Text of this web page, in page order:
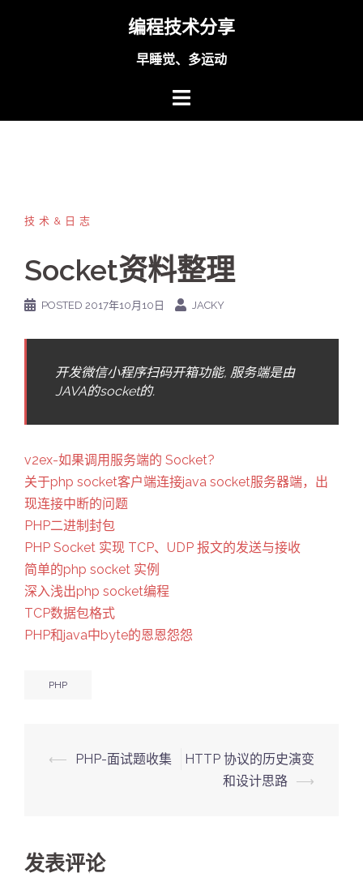
编程技术分享
早睡觉、多运动
技术&日志
Socket资料整理
POSTED 2017年10月10日 JACKY
开发微信小程序扫码开箱功能, 服务端是由
JAVA的socket的.
v2ex-如果调用服务端的 Socket?
关于php socket客户端连接java socket服务器端，出
现连接中断的问题
PHP二进制封包
PHP Socket 实现 TCP、UDP 报文的发送与接收
简单的php socket 实例
深入浅出php socket编程
TCP数据包格式
PHP和java中byte的恩恩怨怨
PHP
Post
⟵ PHP-面试题收集
HTTP 协议的历史演变
和设计思路 ⟶
发表评论